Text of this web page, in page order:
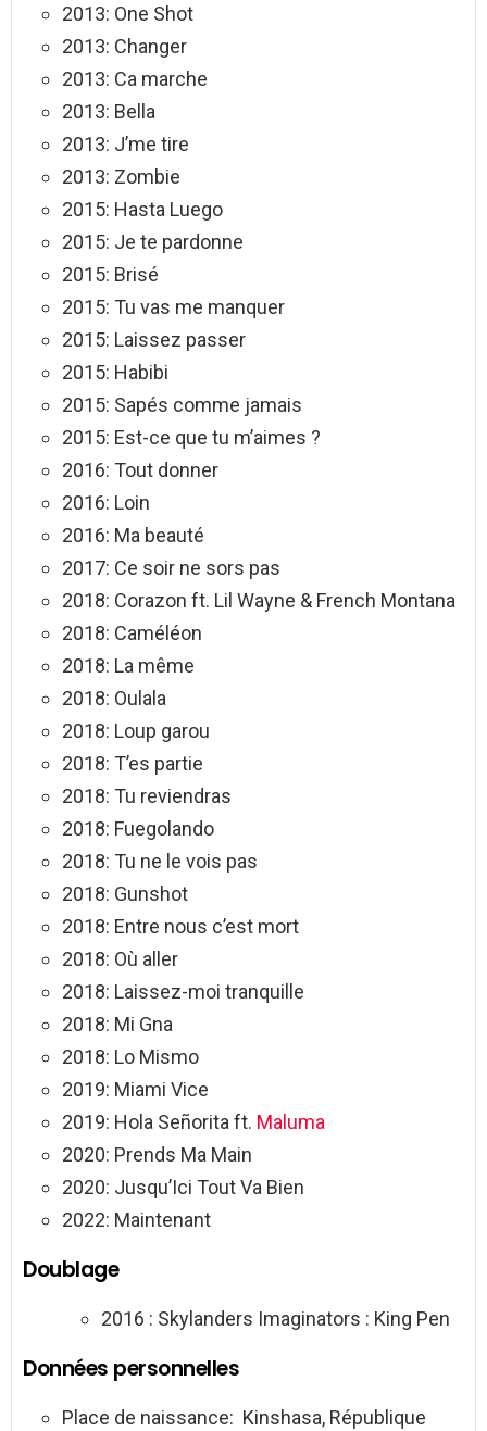
2013: One Shot
2013: Changer
2013: Ca marche
2013: Bella
2013: J’me tire
2013: Zombie
2015: Hasta Luego
2015: Je te pardonne
2015: Brisé
2015: Tu vas me manquer
2015: Laissez passer
2015: Habibi
2015: Sapés comme jamais
2015: Est-ce que tu m’aimes ?
2016: Tout donner
2016: Loin
2016: Ma beauté
2017: Ce soir ne sors pas
2018: Corazon ft. Lil Wayne & French Montana
2018: Caméléon
2018: La même
2018: Oulala
2018: Loup garou
2018: T’es partie
2018: Tu reviendras
2018: Fuegolando
2018: Tu ne le vois pas
2018: Gunshot
2018: Entre nous c’est mort
2018: Où aller
2018: Laissez-moi tranquille
2018: Mi Gna
2018: Lo Mismo
2019: Miami Vice
2019: Hola Señorita ft. Maluma
2020: Prends Ma Main
2020: Jusqu’Ici Tout Va Bien
2022: Maintenant
Doublage
2016 : Skylanders Imaginators : King Pen
Données personnelles
Place de naissance: Kinshasa, République